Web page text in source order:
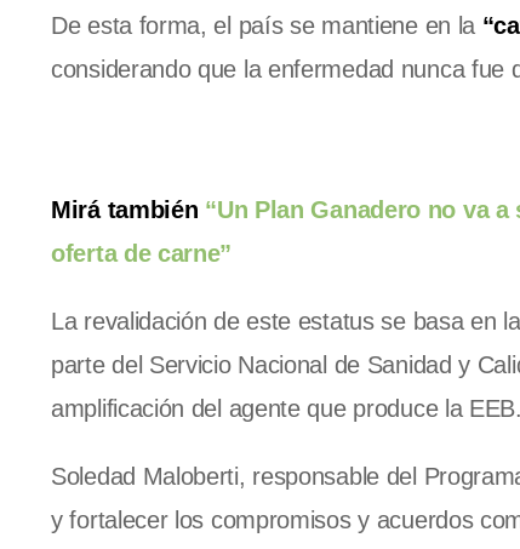
De esta forma, el país se mantiene en la
considerando que la enfermedad nunca fue
Mirá también “Un Plan Ganadero no va
oferta de carne”
La revalidación de este estatus se basa en
parte del Servicio Nacional de Sanidad y
amplificación del agente que produce la EEB.
Soledad Maloberti, responsable del
y fortalecer los compromisos y acuerdos